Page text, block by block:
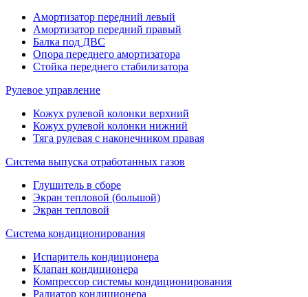
Амортизатор передний левый
Амортизатор передний правый
Балка под ДВС
Опора переднего амортизатора
Стойка переднего стабилизатора
Рулевое управление
Кожух рулевой колонки верхний
Кожух рулевой колонки нижний
Тяга рулевая с наконечником правая
Система выпуска отработанных газов
Глушитель в сборе
Экран тепловой (большой)
Экран тепловой
Система кондиционирования
Испаритель кондиционера
Клапан кондиционера
Компрессор системы кондиционирования
Радиатор кондиционера